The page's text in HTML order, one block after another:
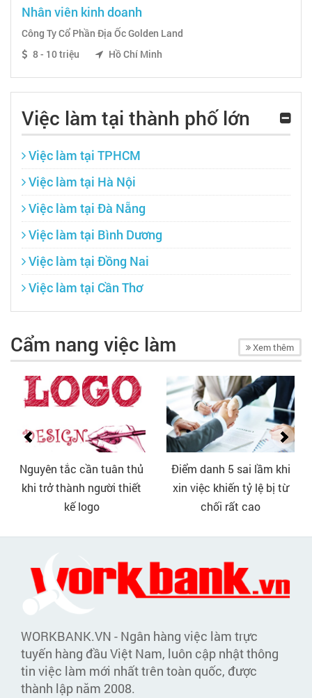
Nhân viên kinh doanh
Công Ty Cổ Phần Địa Ốc Golden Land
8 - 10 triệu
Hồ Chí Minh
Việc làm tại thành phố lớn
Việc làm tại TPHCM
Việc làm tại Hà Nội
Việc làm tại Đà Nẵng
Việc làm tại Bình Dương
Việc làm tại Đồng Nai
Việc làm tại Cần Thơ
Cẩm nang việc làm Xem thêm
Nguyên tắc cần tuân thủ
khi trở thành người thiết
kế logo
Điểm danh 5 sai lầm khi
xin việc khiến tỷ lệ bị từ
chối rất cao
WORKBANK.VN - Ngân hàng việc làm trực
tuyến hàng đầu Việt Nam, luôn cập nhật thông
tin việc làm mới nhất trên toàn quốc, được
thành lập năm 2008.